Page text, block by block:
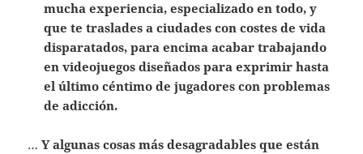
mucha experiencia, especializado en todo, y
que te traslades a ciudades con costes de vida
disparatados, para encima acabar trabajando
en videojuegos diseñados para exprimir hasta
el último céntimo de jugadores con problemas
de adicción.
…Y algunas cosas más desagradables que están